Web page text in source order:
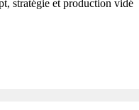
stratégie et production vidé